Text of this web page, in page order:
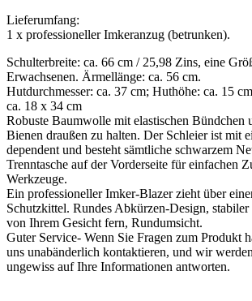
Lieferumfang:
1 x professioneller Imkeranzug (betrunken).
Schulterbreite: ca. 66 cm / 25,98 Zins, eine
Erwachsenen. Ärmellänge: ca. 56 cm.
Hutdurchmesser: ca. 37 cm; Huthöhe: ca. 15
ca. 18 x 34 cm
Robuste Baumwolle mit elastischen Bündchen
Bienen draußen zu halten. Der Schleier ist mit
dependent und besteht sämtliche schwarzem
Trenntasche auf der Vorderseite für einfachen
Werkzeuge.
Ein professioneller Imker-Blazer zieht über
Schutzkittel. Rundes Abkürzen-Design,
von Ihrem Gesicht fern, Rundumsicht.
Guter Service- Wenn Sie Fragen zum Produkt
uns unabänderlich kontaktieren, und wir
ungewiss auf Ihre Informationen antworten.